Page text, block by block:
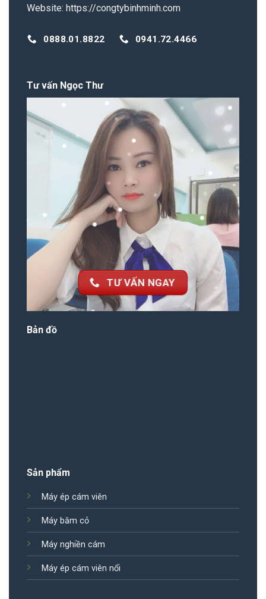
Website: https://congtybinhminh.com
0888.01.8822 0941.72.4466
Tư vấn Ngọc Thư
TƯ VẤN NGAY
Bản đồ
Sản phẩm
Máy ép cám viên
Máy băm cỏ
Máy nghiền cám
Máy ép cám viên nổi